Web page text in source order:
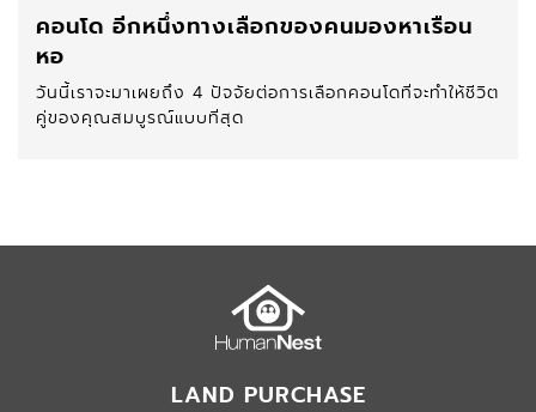
คอนโด อีกหนึ่งทางเลือกของคนมองหาเรือน
หอ
วันนี้เราจะมาเผยถึง 4 ปัจจัยต่อการเลือกคอนโดที่จะทำให้ชีวิต
คู่ของคุณสมบูรณ์แบบที่สุด
LAND PURCHASE